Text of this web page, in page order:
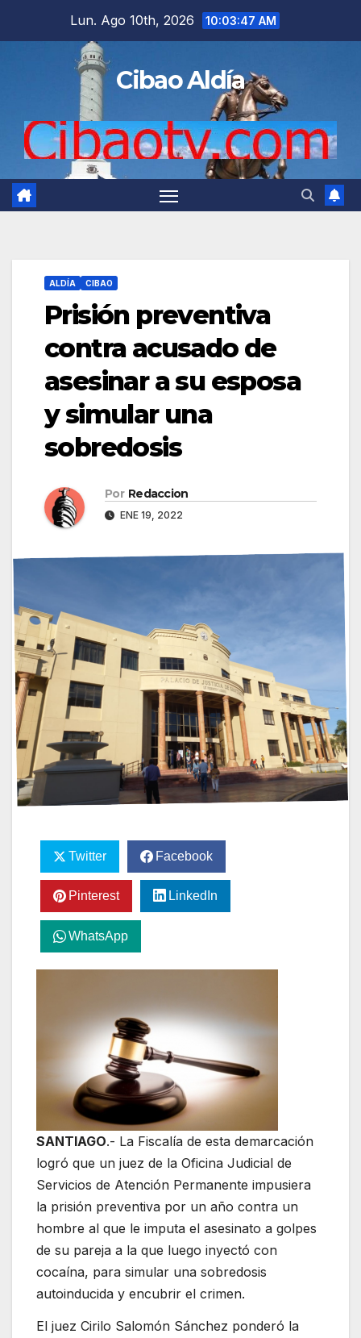
Lun. Ago 10th, 2026 10:03:48 AM
Cibao Aldía
ALDÍA CIBAO
Prisión preventiva
contra acusado de
asesinar a su esposa
y simular una
sobredosis
Por Redaccion
ENE 19, 2022
Twitter Facebook
Pinterest LinkedIn
WhatsApp
SANTIAGO.- La Fiscalía de esta demarcación
logró que un juez de la Oficina Judicial de
Servicios de Atención Permanente impusiera
la prisión preventiva por un año contra un
hombre al que le imputa el asesinato a golpes
de su pareja a la que luego inyectó con
cocaína, para simular una sobredosis
autoinducida y encubrir el crimen.
El juez Cirilo Salomón Sánchez ponderó la